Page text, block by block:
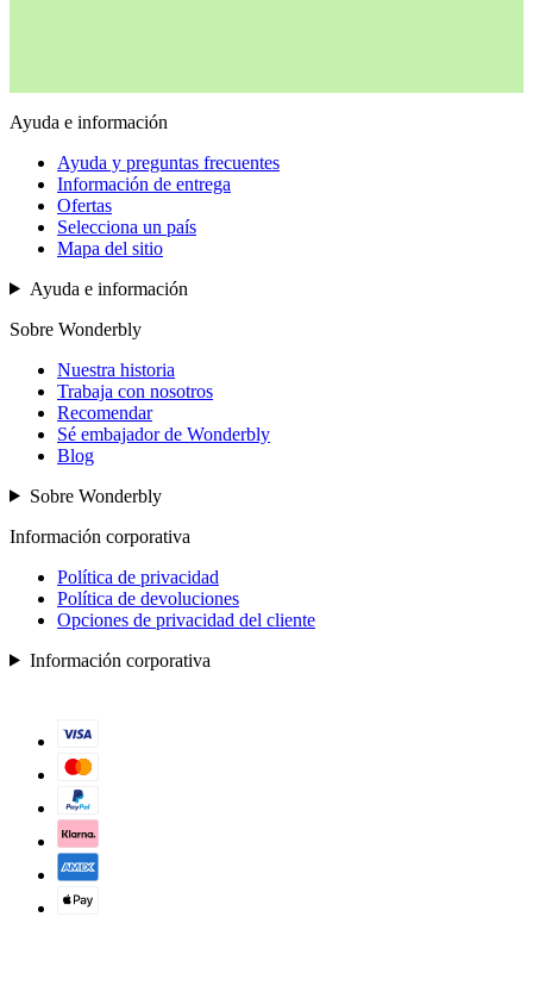
Ayuda e información
Ayuda y preguntas frecuentes
Información de entrega
Ofertas
Selecciona un país
Mapa del sitio
Ayuda e información
Sobre Wonderbly
Nuestra historia
Trabaja con nosotros
Recomendar
Sé embajador de Wonderbly
Blog
Sobre Wonderbly
Información corporativa
Política de privacidad
Política de devoluciones
Opciones de privacidad del cliente
Información corporativa